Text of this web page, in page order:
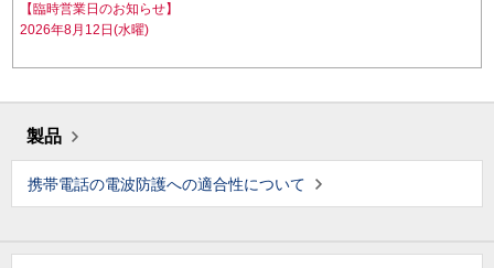
【臨時営業日のお知らせ】
2026年8月12日(水曜)
製品
携帯電話の電波防護への適合性について